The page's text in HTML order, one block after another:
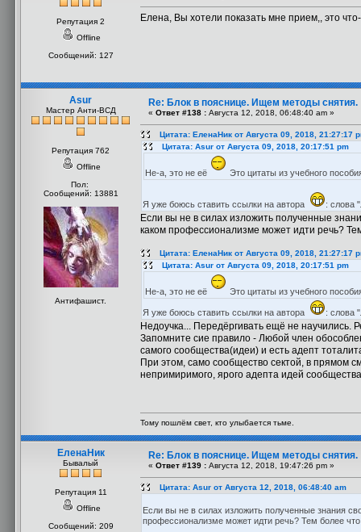
Репутация 2
Offline
Сообщений: 127
Елена, Вы хотели показать мне прием,, это
Asur
Мастер Анти-ВСД
Репутация 762
Offline
Пол:
Сообщений: 13881
Антифашист.
Re: Блок в пояснице. Ищем методы снятия.
« Ответ #138 : Августа 12, 2018, 06:48:40 am »
Цитата: ЕленаНик от Августа 09, 2018, 21:27:17
Цитата: Asur от Августа 09, 2018, 20:17:51 pm
Не-а, это не её Это цитаты из учебного
Я уже боюсь ставить ссылки на автора : слова
Если вы не в силах изложить полученные
каком профессионализме может идти речь?
Цитата: ЕленаНик от Августа 09, 2018, 21:27:17
Цитата: Asur от Августа 09, 2018, 20:17:51 pm
Не-а, это не её Это цитаты из учебного
Я уже боюсь ставить ссылки на автора : слова
Недоучка... Передёргивать ещё не научились.
Запомните сие правило - Любой член
самого сообщества(идеи) и есть адепт
При этом, само сообщество сектой, в прямом
непримиримого, ярого адепта идей
Тому пошлём свет, кто улыбается тьме.
ЕленаНик
Бывалый
Репутация 11
Offline
Сообщений: 209
Re: Блок в пояснице. Ищем методы снятия.
« Ответ #139 : Августа 12, 2018, 19:47:26 pm »
Цитата: Asur от Августа 12, 2018, 06:48:40 am
Если вы не в силах изложить полученные знания
профессионализме может идти речь? Тем более